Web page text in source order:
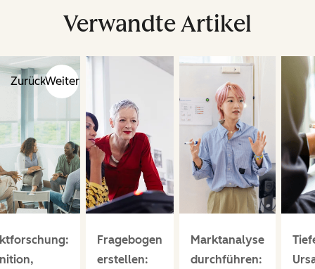
Verwandte Artikel
ZurückWeiter
Fragebogen
erstellen:
Marktanalyse
durchführen: